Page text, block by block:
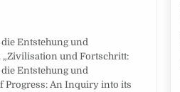
Entstehung und
„Zivilisation und Fortschritt:
Entstehung und
Progress: An Inquiry into its